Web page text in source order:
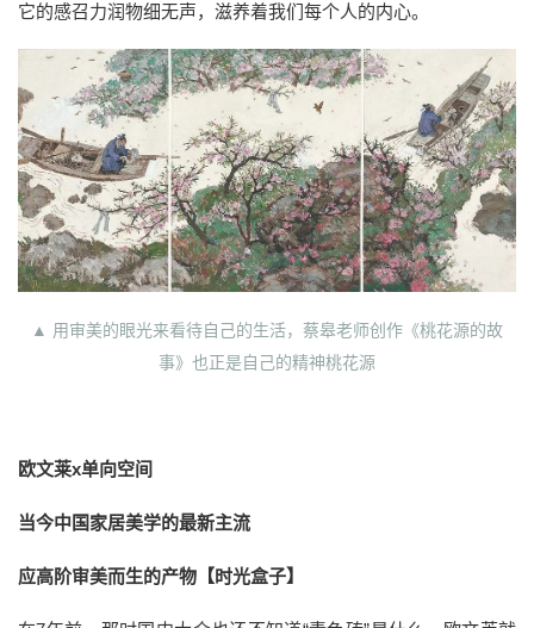
它的感召力润物细无声，滋养着我们每个人的内心。
▲ 用审美的眼光来看待自己的生活，蔡皋老师创作《桃花源的故
事》也正是自己的精神桃花源
欧文莱x单向空间
当今中国家居美学的最新主流
应高阶审美而生的产物【时光盒子】